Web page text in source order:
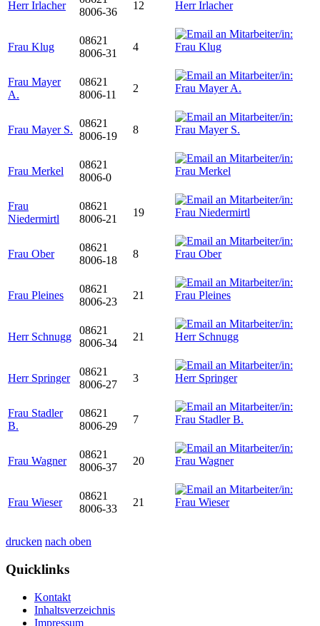
Herr Irlacher
8006-36
12
Frau Klug
08621
8006-31
4
Frau Mayer
A.
08621
8006-11
2
Frau Mayer S.
08621
8006-19
8
Frau Merkel
08621
8006-0
Frau
Niedermirtl
08621
8006-21
19
Frau Ober
08621
8006-18
8
Frau Pleines
08621
8006-23
21
Herr Schnugg
08621
8006-34
21
Herr Springer
08621
8006-27
3
Frau Stadler
B.
08621
8006-29
7
Frau Wagner
08621
8006-37
20
Frau Wieser
08621
8006-33
21
drucken nach oben
Quicklinks
Kontakt
Inhaltsverzeichnis
Impressum